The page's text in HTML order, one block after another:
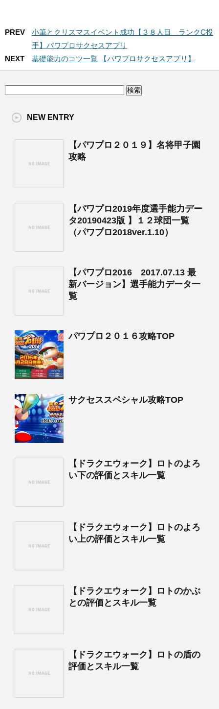
PREV
小筆とクリスマスイベント成功【３８人目 ランクC投
手】パワプロサクセスアプリ
NEXT
基礎能力のコツ一覧 【パワプロサクセスアプリ】
NEW ENTRY
【パワプロ２０１９】名将甲子園
攻略
【パワプロ2019年度選手能力デー
タ20190423版 】１２球団一覧
（パワプロ2018ver.1.10）
【パワプロ2016 2017.07.13 最
新バージョン】選手能力データ一
覧
パワプロ２０１６攻略TOP
サクセススペシャル攻略TOP
【ドラクエウォーク】ロトのよろ
い下の評価とスキル一覧
【ドラクエウォーク】ロトのよろ
い上の評価とスキル一覧
【ドラクエウォーク】ロトのかぶ
との評価とスキル一覧
【ドラクエウォーク】ロトの盾の
評価とスキル一覧